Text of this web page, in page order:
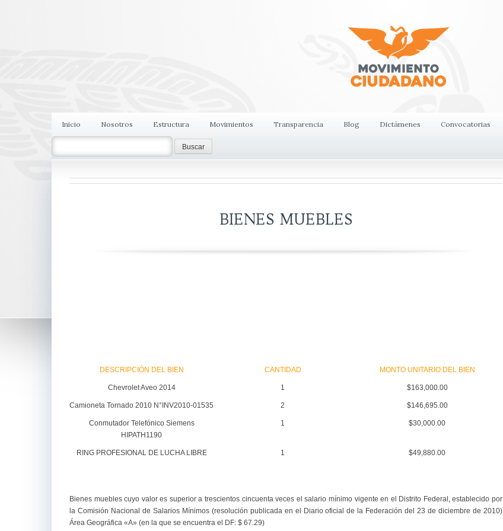
Inicio Nosotros Estructura Movimientos Transparencia Blog Dictámenes Convocatorias
BIENES MUEBLES
DESCRIPCIÓN DEL BIEN CANTIDAD MONTO UNITARIO DEL BIEN
Chevrolet Aveo 2014 1 $163,000.00
Camioneta Tornado 2010 N°INV2010-01535 2 $146,695.00
Conmutador Telefónico Siemens
HIPATH1190
1 $30,000.00
RING PROFESIONAL DE LUCHA LIBRE 1 $49,880.00
Bienes muebles cuyo valor es superior a trescientos cincuenta veces el salario mínimo vigente en el Distrito Federal, establecido por
la Comisión Nacional de Salarios Mínimos (resolución publicada en el Diario oficial de la Federación del 23 de diciembre de 2010)
Área Geográfica «A» (en la que se encuentra el DF: $ 67.29)